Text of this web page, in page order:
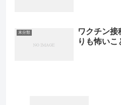
未分類
ワクチン接
りも怖いこ